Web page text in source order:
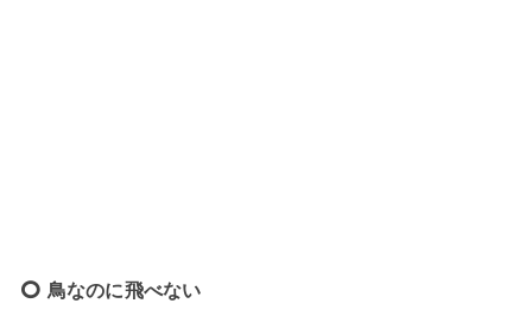
鳥なのに飛べない